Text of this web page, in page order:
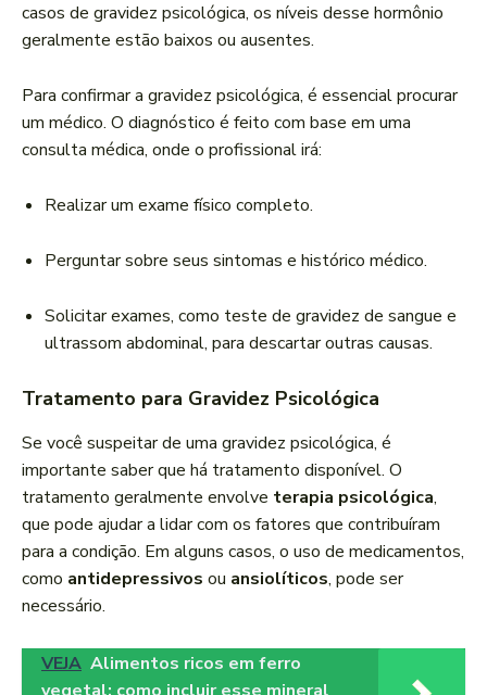
casos de gravidez psicológica, os níveis desse hormônio
geralmente estão baixos ou ausentes.
Para confirmar a gravidez psicológica, é essencial procurar
um médico. O diagnóstico é feito com base em uma
consulta médica, onde o profissional irá:
Realizar um exame físico completo.
Perguntar sobre seus sintomas e histórico médico.
Solicitar exames, como teste de gravidez de sangue e
ultrassom abdominal, para descartar outras causas.
Tratamento para Gravidez Psicológica
Se você suspeitar de uma gravidez psicológica, é
importante saber que há tratamento disponível. O
tratamento geralmente envolve terapia psicológica,
que pode ajudar a lidar com os fatores que contribuíram
para a condição. Em alguns casos, o uso de medicamentos,
como antidepressivos ou ansiolíticos, pode ser
necessário.
VEJA Alimentos ricos em ferro